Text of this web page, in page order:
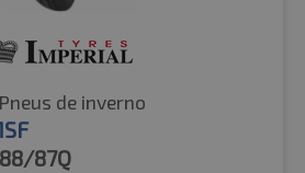
Pneus de inverno
88/87Q